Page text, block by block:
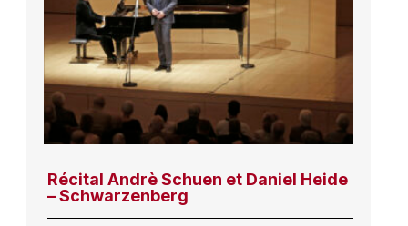
Récital Andrè Schuen et Daniel Heide
– Schwarzenberg